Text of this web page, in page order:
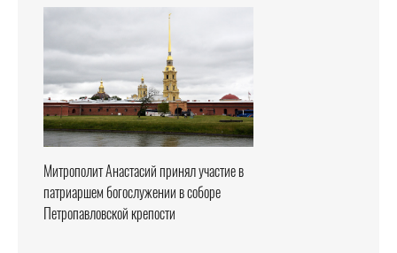
Митрополит Анастасий принял участие в
патриаршем богослужении в соборе
Петропавловской крепости